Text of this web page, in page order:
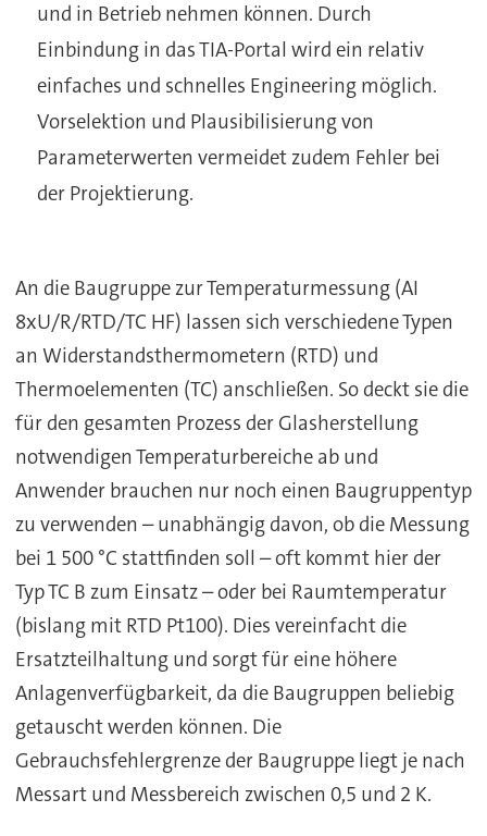
und in Betrieb nehmen können. Durch
Einbindung in das TIA-Portal wird ein relativ
einfaches und schnelles Engineering möglich.
Vorselektion und Plausibilisierung von
Parameterwerten vermeidet zudem Fehler bei
der Projektierung.
An die Baugruppe zur Temperaturmessung (AI
8xU/R/RTD/TC HF) lassen sich verschiedene Typen
an Widerstandsthermometern (RTD) und
Thermoelementen (TC) anschließen. So deckt sie die
für den gesamten Prozess der Glasherstellung
notwendigen Temperaturbereiche ab und
Anwender brauchen nur noch einen Baugruppentyp
zu verwenden – unabhängig davon, ob die Messung
bei 1 500 °C stattfinden soll – oft kommt hier der
Typ TC B zum Einsatz – oder bei Raumtemperatur
(bislang mit RTD Pt100). Dies vereinfacht die
Ersatzteilhaltung und sorgt für eine höhere
Anlagenverfügbarkeit, da die Baugruppen beliebig
getauscht werden können. Die
Gebrauchsfehlergrenze der Baugruppe liegt je nach
Messart und Messbereich zwischen 0,5 und 2 K.